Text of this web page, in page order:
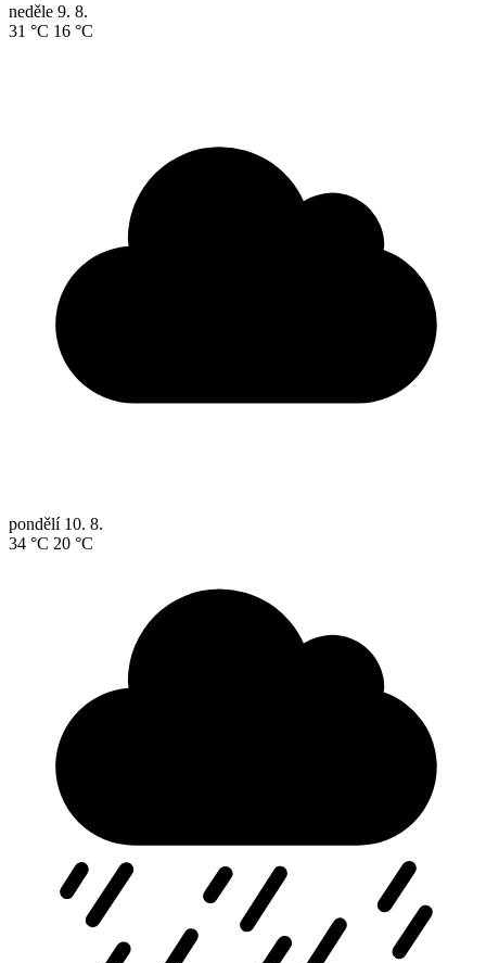
neděle 9. 8.
31 °C 16 °C
pondělí 10. 8.
34 °C 20 °C